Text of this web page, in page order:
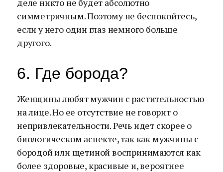
деле никто не будет абсолютно
симметричным. Поэтому не беспокойтесь,
если у него один глаз немного больше
другого.
6. Где борода?
Женщины любят мужчин с растительностью
на лице. Но ее отсутствие не говорит о
непривлекательности. Речь идет скорее о
биологическом аспекте, так как мужчины с
бородой или щетиной воспринимаются как
более здоровые, красивые и, вероятнее